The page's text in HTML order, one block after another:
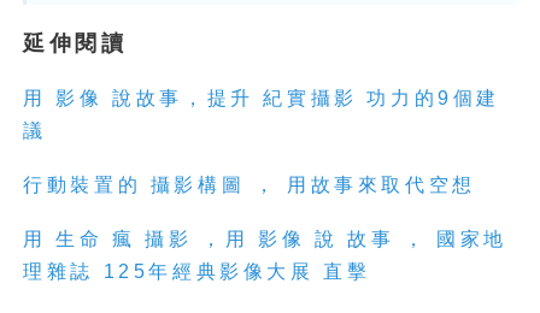
延伸閱讀
用 影像 說故事，提升 紀實攝影 功力的9個建
議
行動裝置的 攝影構圖 ， 用故事來取代空想
用 生命 瘋 攝影 ，用 影像 說 故事 ， 國家地
理雜誌 125年經典影像大展 直擊